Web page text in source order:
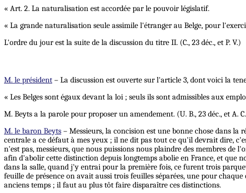
« Art. 2. La naturalisation est accordée par le pouvoir législatif.
« La grande naturalisation seule assimile l'étranger au Belge, pour
L'ordre du jour est la suite de la discussion du titre II. (C., 23 déc., et P. V.)
M. le président – La discussion est ouverte sur l'article 3, dont voici la
« Les Belges sont égaux devant la loi ; seuls ils sont admissibles aux
M. Beyts a la parole pour proposer un amendement. (U. B., 23 déc., et A.
M. le baron Beyts – Messieurs, la concision est une bonne chose dans la
centrale a ce défaut à mes yeux ; il ne dit pas tout ce qu'il devrait dire,
n'est pas, messieurs, que nous puissions nous plaindre des membres de
afin d'abolir cette distinction depuis longtemps abolie en France, et que
dans la salle, quand j'y entrai pour la première fois, ce furent trois
feuille de présence on avait aussi trois feuilles séparées, une pour
anciens temps ; il faut au plus tôt faire disparaître ces distinctions.